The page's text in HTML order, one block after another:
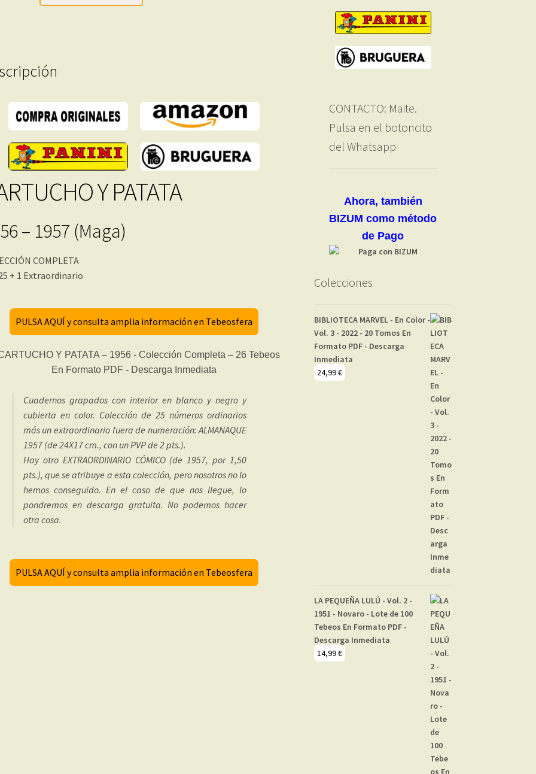
Descarga
cantidad
Y PATATA
– 1957 (Maga)
COMPLETA
+ 1 Extraordinario
PULSA AQUÍ y consulta amplia información en Tebeosfera
Cuadernos grapados con interior en blanco y negro y
cubierta en color. Colección de 25 números ordinarios
más un extraordinario fuera de numeración: ALMANAQUE
1957 (de 24X17 cm., con un PVP de 2 pts.).
Hay otro EXTRAORDINARIO CÓMICO (de 1957, por 1,50
pts.), que se atribuye a esta colección, pero nosotros no lo
hemos conseguido. En el caso de que nos llegue, lo
pondremos en descarga gratuita. No podemos hacer
otra cosa.
PULSA AQUÍ y consulta amplia información en Tebeosfera
CONTACTO: Maite.
Pulsa en el botoncito
del Whatsapp
Ahora, también
BIZUM como método
de Pago
Colecciones
BIBLIOTECA MARVEL - En Color -
Vol. 3 - 2022 - 20 Tomos En
Formato PDF - Descarga
Inmediata
24,99€
LA PEQUEÑA LULÚ - Vol. 2 -
1951 - Novaro - Lote de 100
Tebeos En Formato PDF -
Descarga Inmediata
14,99€